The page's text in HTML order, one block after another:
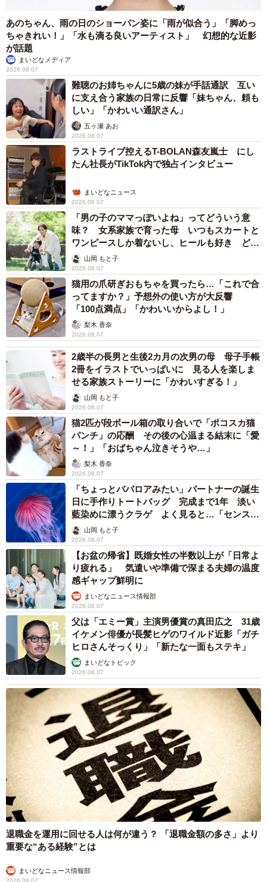
あのちゃん、雨の日のショーパン姿に「雨が似合う」「脚めっ
ちゃきれい！」「水も滴る良いアーティスト」 幻想的な近影
が話題
まいどなメディア
2026.08.07
難聴のお姉ちゃんに5歳の妹が手話通訳 互い
に支え合う家族の日常に反響「妹ちゃん、頼も
しい」「かわいい通訳さん」
五ヶ瀬 あお
2026.08.07
ラストライブ控えるT-BOLAN森友嵐士 にし
たん社長がTikTok内で独占インタビュー
まいどなニュース
2026.08.07
「男の子のママっぽいよね」ってどういう意
味？ 女系家族で育った母 いつもスカートと
ワンピースしか着ないし、ヒールも好き どの
へんが…
山岡 もと子
2026.08.07
猫用の爪研ぎおもちゃを買ったら…「これで合
ってますか？」予想外の使い方が大反響
「100点満点」「かわいいからよし！」
梨木 香奈
2026.08.07
2歳半の長男と生後2カ月の次男の母 母子手帳
2冊をイラストでいっぱいに 見る人を楽しま
せる家族ストーリーに「かわいすぎる！」
山岡 もと子
2026.08.07
猫2匹が段ボール箱の取り合いで「ポコスカ猫
パンチ」の応酬 その後の心温まる結末に「愛
～！」「おばちゃん泣きそうや…」
梨木 香奈
2026.08.07
「ちょっとババロアみたい」パートナーの誕生
日に手作りトートバッグ 完成まで1年 淡い
藍染めに漂うクラゲ よく見ると…「センスす
ごい」山岡 もと子
2026.08.07
【お盆の帰省】既婚女性の半数以上が「日常よ
り疲れる」 気遣いや準備で深まる夫婦の温度
感ギャップ鮮明に
まいどなニュース情報部
2026.08.07
父は「エミー賞」主演男優賞の真田広之 31歳
イケメン俳優が長髪ヒゲのワイルド近影「ガチ
ヒロさんそっくり」「新たな一面もステキ」
まいどなトピック
2026.08.07
退職金を運用に回せる人は何が違う？ 「退職金額の多さ」より
重要な“ある経験”とは
まいどなニュース情報部
2026.08.07